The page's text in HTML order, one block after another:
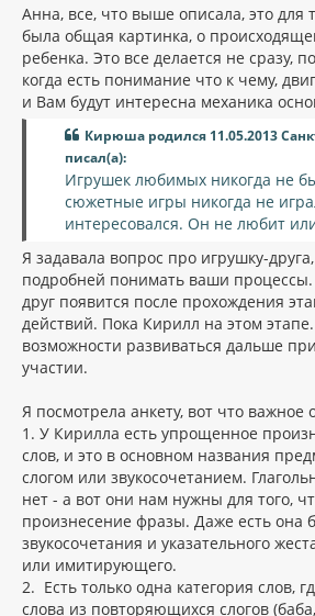
о
щ
е
н
и
е
Анна, все, что выше описала, это для
была общая картинка, о
ребенка. Это все делается не сразу,
когда есть понимание что к чему,
и Вам будут интересна механика
Кирюша родился 11.05.2013
писал(а):
Игрушек любимых никогда не
сюжетные игры никогда не
интересовался. Он не любит
Я задавала вопрос про игрушку-
подробней понимать ваши процессы.
друг появится после прохождения
действий. Пока Кирилл на этом
возможности развиваться дальше
участии.
Я посмотрела анкету, вот что важное
1. У Кирилла есть упрощенное
слов, и это в основном названия
слогом или звукосочетанием.
нет - а вот они нам нужны для того,
произнесение фразы. Даже есть она
звукосочетания и указательного
или имитирующего.
2. Есть только одна категория слов,
слова из повторяющихся слогов